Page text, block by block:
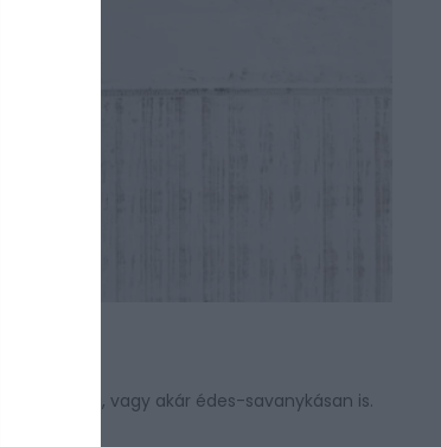
forgatva, vagy akár édes-savanykásan is.